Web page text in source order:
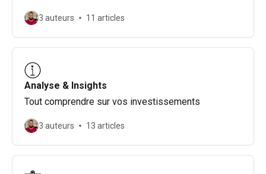
3 auteurs 11 articles
Analyse & Insights
Tout comprendre sur vos investissements
3 auteurs 13 articles